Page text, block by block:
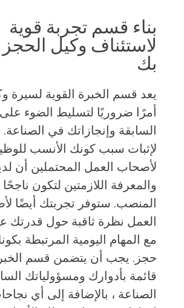
بناء قسم تجربة قوية
لاستئناف وكيل
بك
يعد قسم الخبرة القوية لسيرة
أمرًا ضروريًا لتسليط الضوء
السابقة وإنجازاتك في
لإثبات سبب كونك الأنسب
لأصحاب العمل المحتملين أن
والمعرفة اللازمتين لتكون
المنصب. ستوفر تجربتك أيضًا
العمل نظرة ثاقبة حول قدرتك
مع المهام اليومية المرتبطة
حجز. يجب أن يتضمن قسم
قائمة بأدوارك ومسؤولياتك
الصناعة ، بالإضافة إلى أي